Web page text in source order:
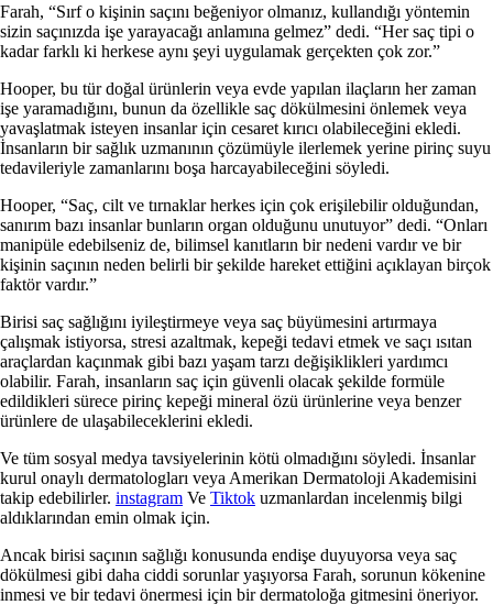
Farah, “Sırf o kişinin saçını beğeniyor olmanız, kullandığı yöntemin
sizin saçınızda işe yarayacağı anlamına gelmez” dedi. “Her saç tipi o
kadar farklı ki herkese aynı şeyi uygulamak gerçekten çok zor.”
Hooper, bu tür doğal ürünlerin veya evde yapılan ilaçların her zaman
işe yaramadığını, bunun da özellikle saç dökülmesini önlemek veya
yavaşlatmak isteyen insanlar için cesaret kırıcı olabileceğini ekledi.
İnsanların bir sağlık uzmanının çözümüyle ilerlemek yerine pirinç suyu
tedavileriyle zamanlarını boşa harcayabileceğini söyledi.
Hooper, “Saç, cilt ve tırnaklar herkes için çok erişilebilir olduğundan,
sanırım bazı insanlar bunların organ olduğunu unutuyor” dedi. “Onları
manipüle edebilseniz de, bilimsel kanıtların bir nedeni vardır ve bir
kişinin saçının neden belirli bir şekilde hareket ettiğini açıklayan birçok
faktör vardır.”
Birisi saç sağlığını iyileştirmeye veya saç büyümesini artırmaya
çalışmak istiyorsa, stresi azaltmak, kepeği tedavi etmek ve saçı ısıtan
araçlardan kaçınmak gibi bazı yaşam tarzı değişiklikleri yardımcı
olabilir. Farah, insanların saç için güvenli olacak şekilde formüle
edildikleri sürece pirinç kepeği mineral özü ürünlerine veya benzer
ürünlere de ulaşabileceklerini ekledi.
Ve tüm sosyal medya tavsiyelerinin kötü olmadığını söyledi. İnsanlar
kurul onaylı dermatologları veya Amerikan Dermatoloji Akademisini
takip edebilirler. instagram Ve Tiktok uzmanlardan incelenmiş bilgi
aldıklarından emin olmak için.
Ancak birisi saçının sağlığı konusunda endişe duyuyorsa veya saç
dökülmesi gibi daha ciddi sorunlar yaşıyorsa Farah, sorunun kökenine
inmesi ve bir tedavi önermesi için bir dermatoloğa gitmesini öneriyor.